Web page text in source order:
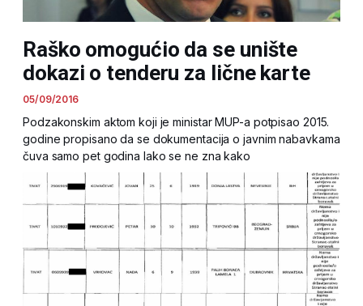
Raško omogućio da se unište
dokazi o tenderu za lične karte
05/09/2016
Podzakonskim aktom koji je ministar MUP-a potpisao 2015.
godine propisano da se dokumentacija o javnim nabavkama
čuva samo pet godina Iako se ne zna kako